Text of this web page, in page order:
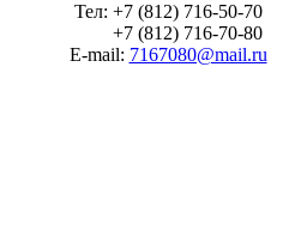
Тел: +7 (812) 716-50-70
+7 (812) 716-70-80
E-mail: 7167080@mail.ru